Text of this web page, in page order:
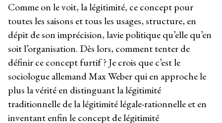
Comme on le voit, la légitimité, ce concept pour
toutes les saisons et tous les usages, structure, en
dépit de son imprécision,lavie politique qu’elle qu’en
soit l’organisation. Dès lors, comment tenter de
définir ce concept furtif ? Je crois que c’est le
sociologue allemand Max Weber qui en approche le
plus la vérité en distinguant la légitimité
traditionnelle de la légitimité légale-rationnelle et en
inventant enfin le concept de légitimité